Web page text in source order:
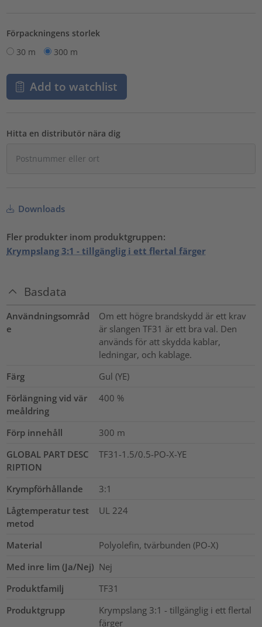
Förpackningens storlek
30 m
300 m
Add to watchlist
Hitta en distributör nära dig
Downloads
Fler produkter inom produktgruppen:
Krympslang 3:1 - tillgänglig i ett flertal färger
Basdata
Användningsområd
e
Om ett högre brandskydd är ett krav
är slangen TF31 är ett bra val. Den
används för att skydda kablar,
ledningar, och kablage.
Färg
Gul (YE)
Förlängning vid vär
meåldring
400 %
Förp innehåll 300 m
GLOBAL PART DESC
RIPTION
TF31-1.5/0.5-PO-X-YE
Krympförhållande
3:1
Lågtemperatur test
metod
UL 224
Material
Polyolefin, tvärbunden (PO-X)
Med inre lim (Ja/Nej) Nej
Produktfamilj
TF31
Produktgrupp
Krympslang 3:1 - tillgänglig i ett flertal
färger